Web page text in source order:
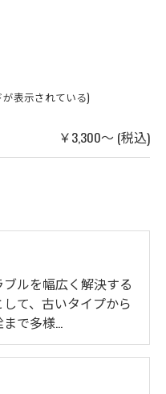
表示されている)
￥3,300～ (税込)
ルを幅広く解決する
て、古いタイプから
で多様…
ちら